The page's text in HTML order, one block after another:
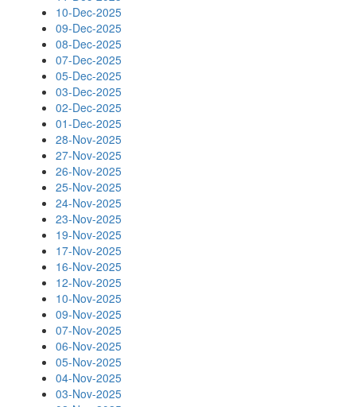
10-Dec-2025
09-Dec-2025
08-Dec-2025
07-Dec-2025
05-Dec-2025
03-Dec-2025
02-Dec-2025
01-Dec-2025
28-Nov-2025
27-Nov-2025
26-Nov-2025
25-Nov-2025
24-Nov-2025
23-Nov-2025
19-Nov-2025
17-Nov-2025
16-Nov-2025
12-Nov-2025
10-Nov-2025
09-Nov-2025
07-Nov-2025
06-Nov-2025
05-Nov-2025
04-Nov-2025
03-Nov-2025